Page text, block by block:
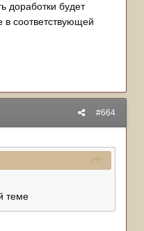
доработки будет
в соответствующей
#664
теме